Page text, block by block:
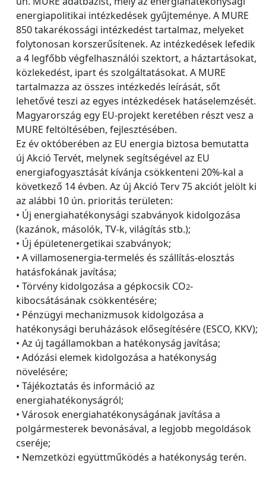
energiapolitikai intézkedések gyűjteménye. A MURE
850 takarékossági intézkedést tartalmaz, melyeket
folytonosan korszerűsítenek. Az intézkedések lefedik
a 4 legfőbb végfelhasználói szektort, a háztartásokat,
közlekedést, ipart és szolgáltatásokat. A MURE
tartalmazza az összes intézkedés leírását, sőt
lehetővé teszi az egyes intézkedések hatáselemzését.
Magyarország egy EU-projekt keretében részt vesz a
MURE feltöltésében, fejlesztésében.
Ez év októberében az EU energia biztosa bemutatta
új Akció Tervét, melynek segítségével az EU
energiafogyasztását kívánja csökkenteni 20%-kal a
következő 14 évben. Az új Akció Terv 75 akciót jelölt ki
az alábbi 10 ún. prioritás területen:
• Új energiahatékonysági szabványok kidolgozása
(kazánok, másolók, TV-k, világítás stb.);
• Új épületenergetikai szabványok;
• A villamosenergia-termelés és szállítás-elosztás
hatásfokának javítása;
• Törvény kidolgozása a gépkocsik CO2-
kibocsátásának csökkentésére;
• Pénzügyi mechanizmusok kidolgozása a
hatékonysági beruházások elősegítésére (ESCO, KKV);
• Az új tagállamokban a hatékonyság javítása;
• Adózási elemek kidolgozása a hatékonyság
növelésére;
• Tájékoztatás és információ az
energiahatékonyságról;
• Városok energiahatékonyságának javítása a
polgármesterek bevonásával, a legjobb megoldások
cseréje;
• Nemzetközi együttműködés a hatékonyság terén.